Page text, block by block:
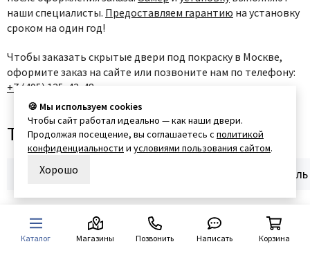
наши специалисты. Предоставляем гарантию на установку
сроком на один год!
Чтобы заказать скрытые двери под покраску в Москве,
оформите заказ на сайте или позвоните нам по телефону:
+7 (495) 135-43-48
Также часто ищут
Двери из массива Двери эмаль
Ответы на часто задаваемые
Каталог Магазины Позвонить Написать Корзина
🍪 Мы используем cookies
Чтобы сайт работал идеально — как наши двери.
Продолжая посещение, вы соглашаетесь с политикой
конфиденциальности и условиями пользования сайтом.
Хорошо